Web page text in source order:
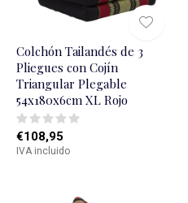
Colchón Tailandés de 3
Pliegues con Cojín
Triangular Plegable
54x180x6cm XL Rojo
€108,95
IVA incluido